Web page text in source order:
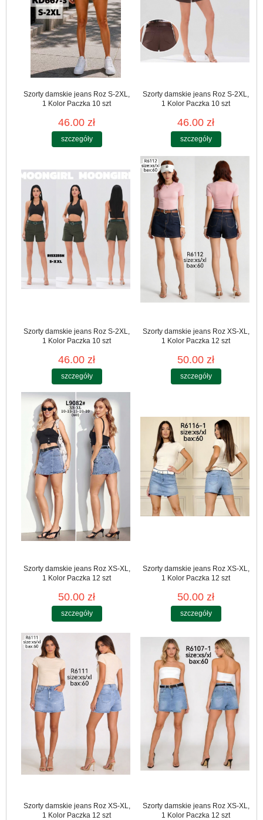
Szorty damskie jeans Roz S-2XL,
1 Kolor Paczka 10 szt
46.00 zł
szczegóły
Szorty damskie jeans Roz S-2XL,
1 Kolor Paczka 10 szt
46.00 zł
szczegóły
Szorty damskie jeans Roz S-2XL,
1 Kolor Paczka 10 szt
46.00 zł
szczegóły
Szorty damskie jeans Roz XS-XL,
1 Kolor Paczka 12 szt
50.00 zł
szczegóły
Szorty damskie jeans Roz XS-XL,
1 Kolor Paczka 12 szt
50.00 zł
szczegóły
Szorty damskie jeans Roz XS-XL,
1 Kolor Paczka 12 szt
50.00 zł
szczegóły
Szorty damskie jeans Roz XS-XL,
1 Kolor Paczka 12 szt
Szorty damskie jeans Roz XS-XL,
1 Kolor Paczka 12 szt